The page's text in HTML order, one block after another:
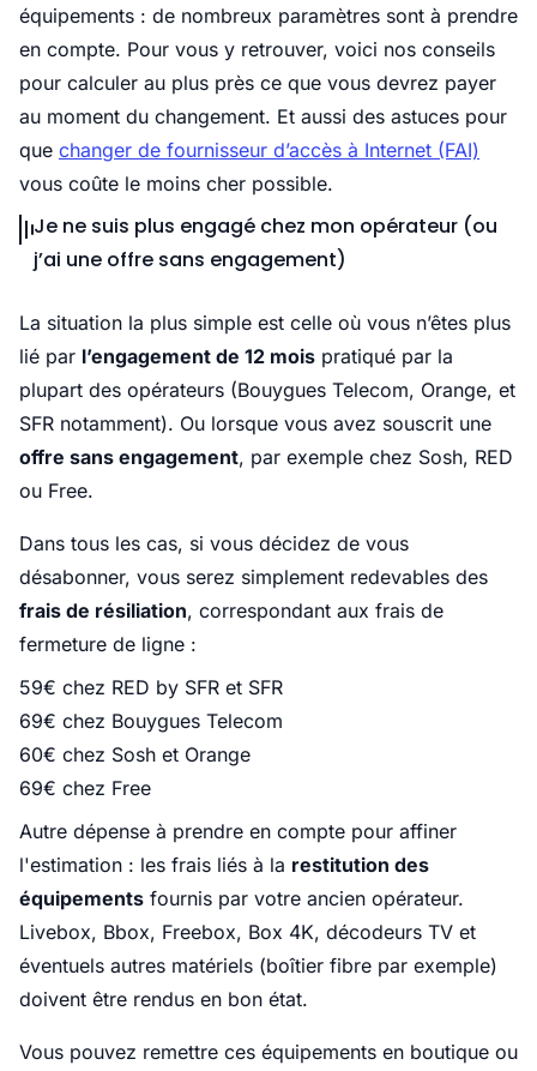
équipements : de nombreux paramètres sont à prendre
en compte. Pour vous y retrouver, voici nos conseils
pour calculer au plus près ce que vous devrez payer
au moment du changement. Et aussi des astuces pour
que changer de fournisseur d’accès à Internet (FAI)
vous coûte le moins cher possible.
Je ne suis plus engagé chez mon opérateur (ou
j’ai une offre sans engagement)
La situation la plus simple est celle où vous n’êtes plus
lié par l’engagement de 12 mois pratiqué par la
plupart des opérateurs (Bouygues Telecom, Orange, et
SFR notamment). Ou lorsque vous avez souscrit une
offre sans engagement, par exemple chez Sosh, RED
ou Free.
Dans tous les cas, si vous décidez de vous
désabonner, vous serez simplement redevables des
frais de résiliation, correspondant aux frais de
fermeture de ligne :
59€ chez RED by SFR et SFR
69€ chez Bouygues Telecom
60€ chez Sosh et Orange
69€ chez Free
Autre dépense à prendre en compte pour affiner
l'estimation : les frais liés à la restitution des
équipements fournis par votre ancien opérateur.
Livebox, Bbox, Freebox, Box 4K, décodeurs TV et
éventuels autres matériels (boîtier fibre par exemple)
doivent être rendus en bon état.
Vous pouvez remettre ces équipements en boutique ou